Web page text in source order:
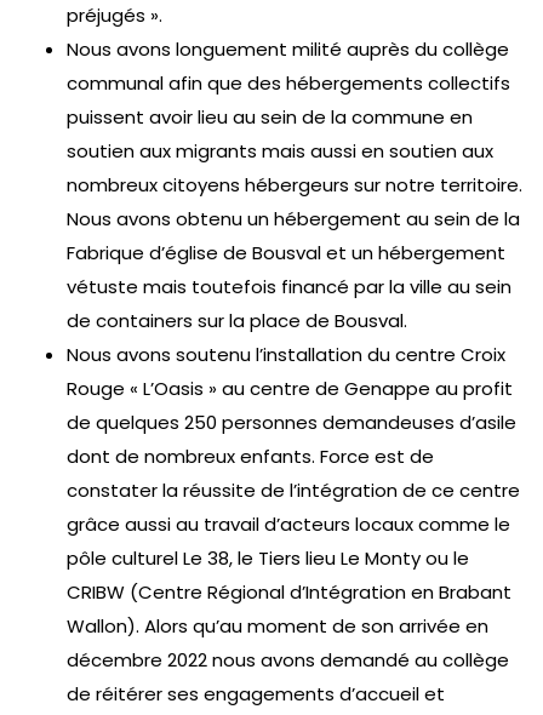
préjugés ».
Nous avons longuement milité auprès du collège
communal afin que des hébergements collectifs
puissent avoir lieu au sein de la commune en
soutien aux migrants mais aussi en soutien aux
nombreux citoyens hébergeurs sur notre territoire.
Nous avons obtenu un hébergement au sein de la
Fabrique d’église de Bousval et un hébergement
vétuste mais toutefois financé par la ville au sein
de containers sur la place de Bousval.
Nous avons soutenu l’installation du centre Croix
Rouge « L’Oasis » au centre de Genappe au profit
de quelques 250 personnes demandeuses d’asile
dont de nombreux enfants. Force est de
constater la réussite de l’intégration de ce centre
grâce aussi au travail d’acteurs locaux comme le
pôle culturel Le 38, le Tiers lieu Le Monty ou le
CRIBW (Centre Régional d’Intégration en Brabant
Wallon). Alors qu’au moment de son arrivée en
décembre 2022 nous avons demandé au collège
de réitérer ses engagements d’accueil et